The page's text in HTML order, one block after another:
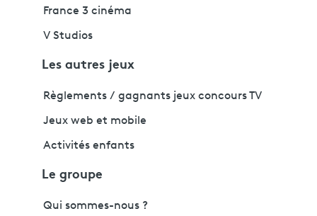
France 3 cinéma
V Studios
Les autres jeux
Règlements / gagnants jeux concours TV
Jeux web et mobile
Activités enfants
Le groupe
Qui sommes-nous ?